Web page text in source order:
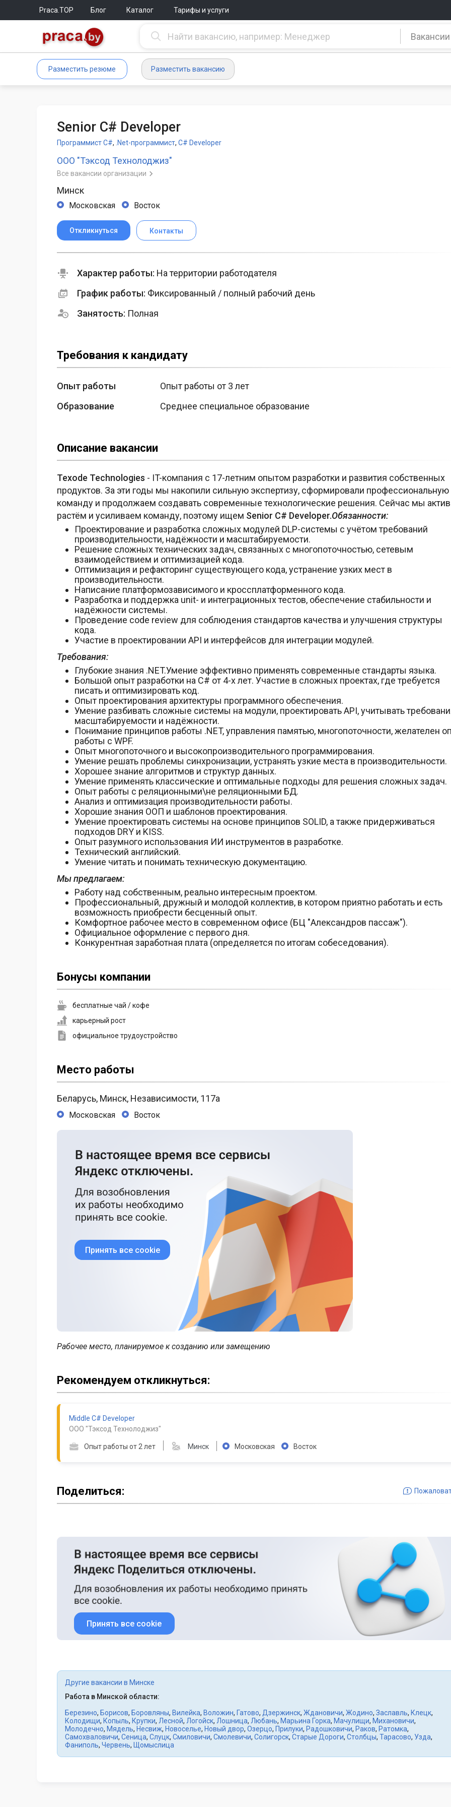
Praca.TOP Блог Каталог Тарифы и услуги
Вакансии
Разместить резюме Разместить вакансию
Senior C# Developer
Программист C#, .Net-программист, C# Developer
ООО "Тэксод Технолоджиз"
Все вакансии организации
Минск
Московская Восток
Откликнуться Контакты
Характер работы: На территории работодателя
График работы: Фиксированный / полный рабочий день
Занятость: Полная
Требования к кандидату
Опыт работы
Опыт работы от 3 лет
Образование
Среднее специальное образование
Описание вакансии
Texode Technologies - IT-компания с 17-летним опытом разработки и развития собственных
продуктов. За эти годы мы накопили сильную экспертизу, сформировали профессиональную
команду и продолжаем создавать современные технологические решения. Сейчас мы
растём и усиливаем команду, поэтому ищем Senior C# Developer.Обязанности:
Проектирование и разработка сложных модулей DLP-системы с учётом требований
производительности, надёжности и масштабируемости.
Решение сложных технических задач, связанных с многопоточностью, сетевым
взаимодействием и оптимизацией кода.
Оптимизация и рефакторинг существующего кода, устранение узких мест в
производительности.
Написание платформозависимого и кроссплатформенного кода.
Разработка и поддержка unit- и интеграционных тестов, обеспечение стабильности и
надёжности системы.
Проведение code review для соблюдения стандартов качества и улучшения структуры
кода.
Участие в проектировании API и интерфейсов для интеграции модулей.
Требования:
Глубокие знания .NET.Умение эффективно применять современные стандарты языка.
Большой опыт разработки на C# от 4-х лет. Участие в сложных проектах, где требуется
писать и оптимизировать код.
Опыт проектирования архитектуры программного обеспечения.
Умение разбивать сложные системы на модули, проектировать API, учитывать
масштабируемости и надёжности.
Понимание принципов работы .NET, управления памятью, многопоточности, желателен
работы с WPF.
Опыт многопоточного и высокопроизводительного программирования.
Умение решать проблемы синхронизации, устранять узкие места в производительности.
Хорошее знание алгоритмов и структур данных.
Умение применять классические и оптимальные подходы для решения сложных задач.
Опыт работы с реляционными\не реляционными БД.
Анализ и оптимизация производительности работы.
Хорошие знания ООП и шаблонов проектирования.
Умение проектировать системы на основе принципов SOLID, а также придерживаться
подходов DRY и KISS.
Опыт разумного использования ИИ инструментов в разработке.
Технический английский.
Умение читать и понимать техническую документацию.
Мы предлагаем:
Работу над собственным, реально интересным проектом.
Профессиональный, дружный и молодой коллектив, в котором приятно работать и есть
возможность приобрести бесценный опыт.
Комфортное рабочее место в современном офисе (БЦ "Александров пассаж").
Официальное оформление с первого дня.
Конкурентная заработная плата (определяется по итогам собеседования).
Бонусы компании
бесплатные чай / кофе
карьерный рост
официальное трудоустройство
Место работы
Беларусь, Минск, Независимости, 117а
Московская Восток
Принять все cookie
Рабочее место, планируемое к созданию или замещению
Рекомендуем откликнуться:
Middle C# Developer
ООО "Тэксод Технолоджиз"
Опыт работы от 2 лет Минск Московская Восток
Поделиться:
Принять все cookie
Другие вакансии в Минске
Работа в Минской области:
Березино, Борисов, Боровляны, Вилейка, Воложин, Гатово, Дзержинск, Ждановичи, Жодино, Заславль, Клецк,
Колодищи, Копыль, Крупки, Лесной, Логойск, Лошница, Любань, Марьина Горка, Мачулищи, Михановичи,
Молодечно, Мядель, Несвиж, Новоселье, Новый двор, Озерцо, Прилуки, Радошковичи, Раков, Ратомка,
Самохваловичи, Сеница, Слуцк, Смиловичи, Смолевичи, Солигорск, Старые Дороги, Столбцы, Тарасово, Узда,
Фаниполь, Червень, Щомыслица